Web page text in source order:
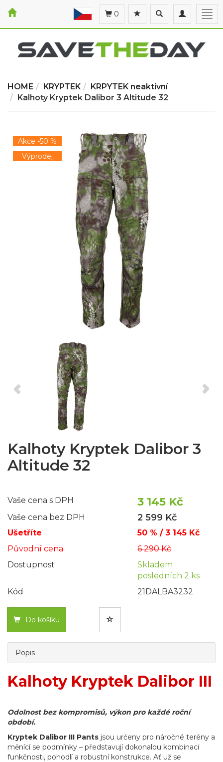
Toggle
navigation
Toggle
search
0
HOME KRYPTEK
KRPYTEK neaktivní
Kalhoty Kryptek Dalibor 3 Altitude 32
Akce -50 %
Výprodej
Kalhoty Kryptek Dalibor 3
Altitude 32
Vaše cena s DPH 3 145 Kč
Vaše cena bez DPH 2 599 Kč
Ušetříte
50 % / 3 145 Kč
Původní cena
6 290 Kč
Dostupnost
Skladem
posledních 2 ks
Kód
21DALBA3232
Do košíku
Popis
Kalhoty Kryptek Dalibor III
Odolnost bez kompromisů, výkon pro každé roční
období.
Kryptek Dalibor III Pants jsou určeny pro náročné terény a
měnící se podmínky – představují dokonalou kombinaci
funkčnosti, pohodlí a robustní konstrukce. Ať už se